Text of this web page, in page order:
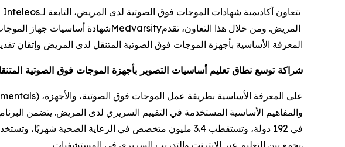
Inteleos
Medvarsity
المعرفة الأساسية بأجهزة الموجات فوق الصوتية المتنقل لدى المريض وإتقان
شراكة توسع نطاق تعليم أساسيات التصوير بأجهزة الموجات فوق الصوتية
يجمع بين التعليم عبر الإنترنت والتدريب السريري في المستشفيات.